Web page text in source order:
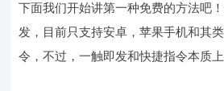
下面我们开始讲第一种免费的方法吧
发，目前只支持安卓，苹果手机和其
令，不过，一触即发和快捷指令本质上